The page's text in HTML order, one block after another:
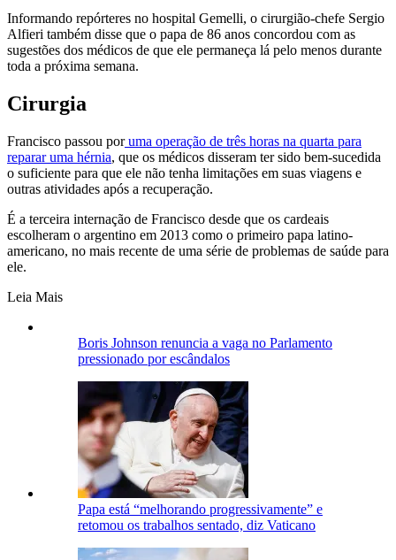
Informando repórteres no hospital Gemelli, o cirurgião-chefe Sergio
Alfieri também disse que o papa de 86 anos concordou com as
sugestões dos médicos de que ele permaneça lá pelo menos durante
toda a próxima semana.
Cirurgia
Francisco passou poruma operação de três horas na quarta para
reparar uma hérnia, que os médicos disseram ter sido bem-sucedida
o suficiente para que ele não tenha limitações em suas viagens e
outras atividades após a recuperação.
É a terceira internação de Francisco desde que os cardeais
escolheram o argentino em 2013 como o primeiro papa latino-
americano, no mais recente de uma série de problemas de saúde para
ele.
Leia Mais
Boris Johnson renuncia a vaga no Parlamento
pressionado por escândalos
Papa está “melhorando progressivamente” e
retomou os trabalhos sentado, diz Vaticano